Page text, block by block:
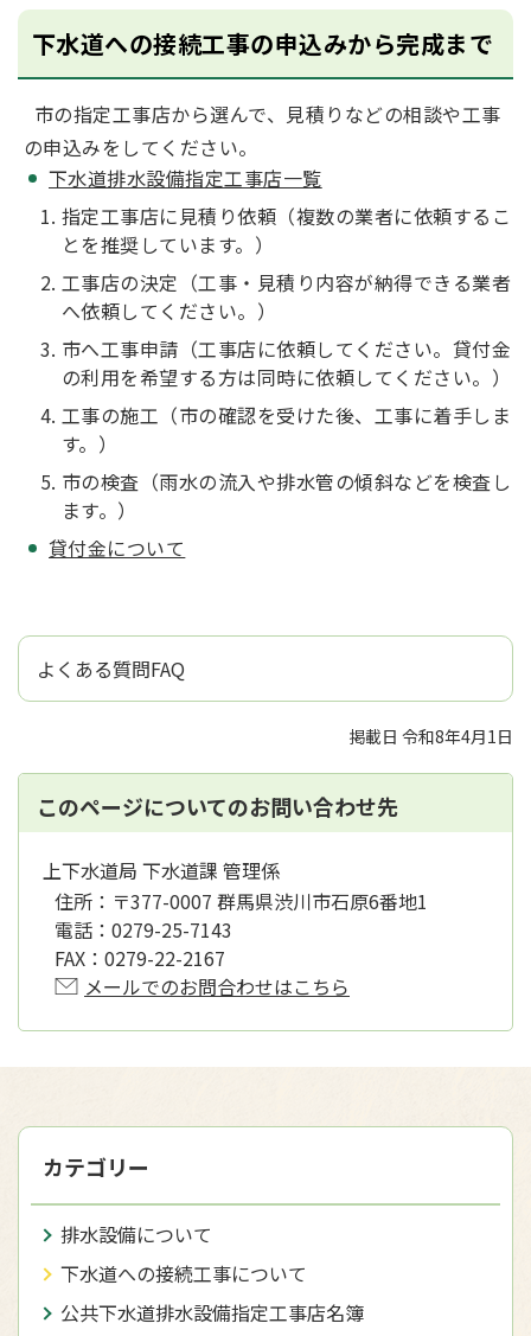
下水道への接続工事の申込みから完成まで
市の指定工事店から選んで、見積りなどの相談や工事
の申込みをしてください。
下水道排水設備指定工事店一覧
指定工事店に見積り依頼（複数の業者に依頼するこ
とを推奨しています。）
工事店の決定（工事・見積り内容が納得できる業者
へ依頼してください。）
市へ工事申請（工事店に依頼してください。貸付金
の利用を希望する方は同時に依頼してください。）
工事の施工（市の確認を受けた後、工事に着手しま
す。）
市の検査（雨水の流入や排水管の傾斜などを検査し
ます。）
貸付金について
よくある質問FAQ
掲載日 令和8年4月1日
このページについてのお問い合わせ先
上下水道局 下水道課 管理係
住所： 〒377-0007 群馬県渋川市石原6番地1
電話： 0279-25-7143
FAX： 0279-22-2167
メールでのお問合わせはこちら
カテゴリー
排水設備について
下水道への接続工事について
公共下水道排水設備指定工事店名簿